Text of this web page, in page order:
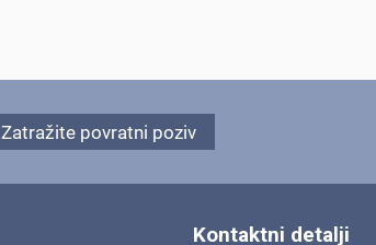
Zatražite povratni poziv
Kontaktni detalji